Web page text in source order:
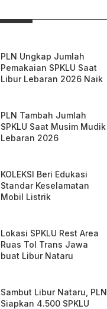
PLN Ungkap Jumlah
Pemakaian SPKLU Saat
Libur Lebaran 2026 Naik
PLN Tambah Jumlah
SPKLU Saat Musim Mudik
Lebaran 2026
KOLEKSI Beri Edukasi
Standar Keselamatan
Mobil Listrik
Lokasi SPKLU Rest Area
Ruas Tol Trans Jawa
buat Libur Nataru
Sambut Libur Nataru, PLN
Siapkan 4.500 SPKLU